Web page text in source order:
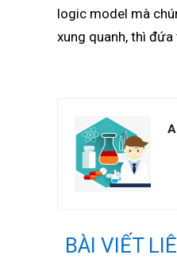
logic model mà
xung quanh, thì
BÀI VIẾT